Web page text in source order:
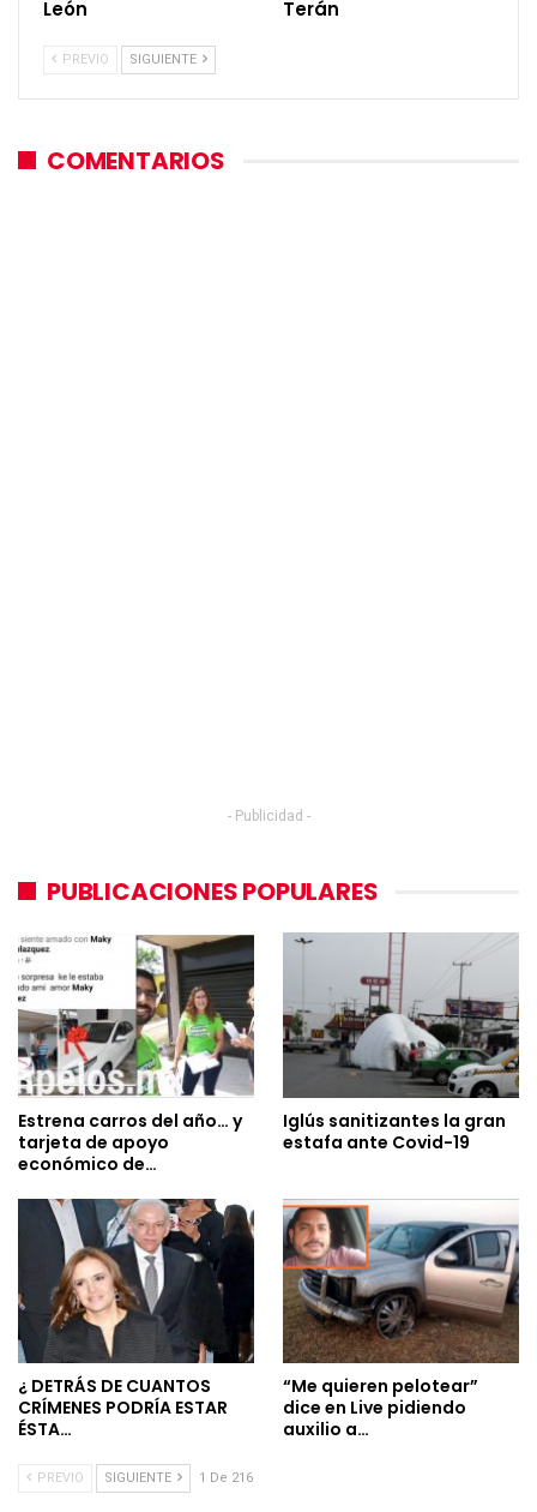
León Terán
PREVIO SIGUIENTE
COMENTARIOS
- Publicidad -
PUBLICACIONES POPULARES
Estrena carros del año… y
tarjeta de apoyo
económico de…
Iglús sanitizantes la gran
estafa ante Covid-19
¿ DETRÁS DE CUANTOS
CRÍMENES PODRÍA ESTAR
ÉSTA…
“Me quieren pelotear”
dice en Live pidiendo
auxilio a…
PREVIO SIGUIENTE 1 De 216